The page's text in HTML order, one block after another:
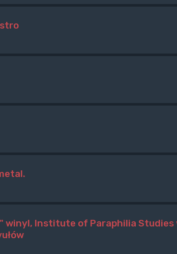
winyl, Institute of Paraphilia Studies